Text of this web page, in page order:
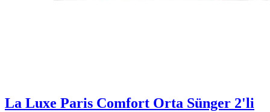
La Luxe Paris Comfort Orta Sünger 2'li